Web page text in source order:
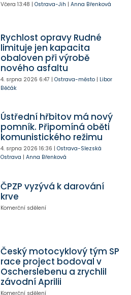
Včera 13:48 | Ostrava-Jih | Anna Břenková
Rychlost opravy Rudné
limituje jen kapacita
obaloven při výrobě
nového asfaltu
4. srpna 2026 6:47 | Ostrava-město| Libor
Běčák
Ústřední hřbitov má nový
pomník. Připomíná oběti
komunistického režimu
4. srpna 2026 16:36 | Ostrava-Slezská
Ostrava | Anna Břenková
ČPZP vyzývá k darování
krve
Komerční sdělení
Český motocyklový tým SP
race project bodoval v
Oscherslebenu a zrychlil
závodní Aprilii
Komerční sdělení